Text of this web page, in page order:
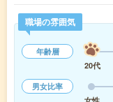
職場の雰囲気
年齢層
20代
男女比率